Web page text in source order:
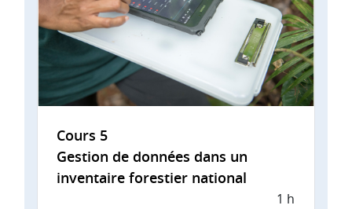
Cours 5
Gestion de données dans un
inventaire forestier national
1 h